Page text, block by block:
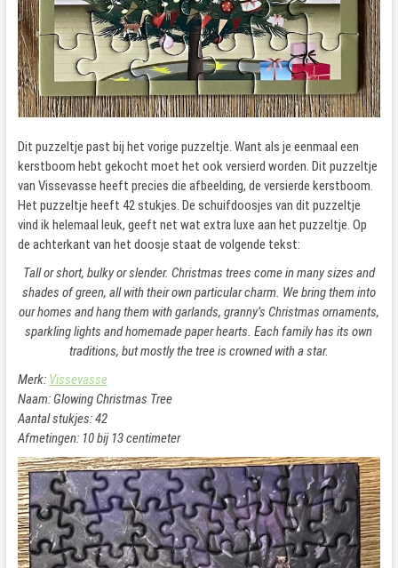
Dit puzzeltje past bij het vorige puzzeltje. Want als je eenmaal een
kerstboom hebt gekocht moet het ook versierd worden. Dit puzzeltje
van Vissevasse heeft precies die afbeelding, de versierde kerstboom.
Het puzzeltje heeft 42 stukjes. De schuifdoosjes van dit puzzeltje
vind ik helemaal leuk, geeft net wat extra luxe aan het puzzeltje. Op
de achterkant van het doosje staat de volgende tekst:
Tall or short, bulky or slender. Christmas trees come in many sizes and
shades of green, all with their own particular charm. We bring them into
our homes and hang them with garlands, granny’s Christmas ornaments,
sparkling lights and homemade paper hearts. Each family has its own
traditions, but mostly the tree is crowned with a star.
Merk: Vissevasse
Naam: Glowing Christmas Tree
Aantal stukjes: 42
Afmetingen: 10 bij 13 centimeter